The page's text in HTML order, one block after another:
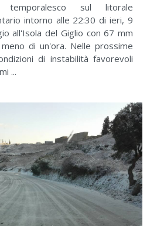
temporalesco sul litorale
intorno alle 22:30 di ieri, 9
all'Isola del Giglio con 67 mm
di un'ora. Nelle prossime
di instabilità favorevoli
...